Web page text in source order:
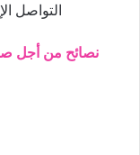
التواصل
نصائح من أجل